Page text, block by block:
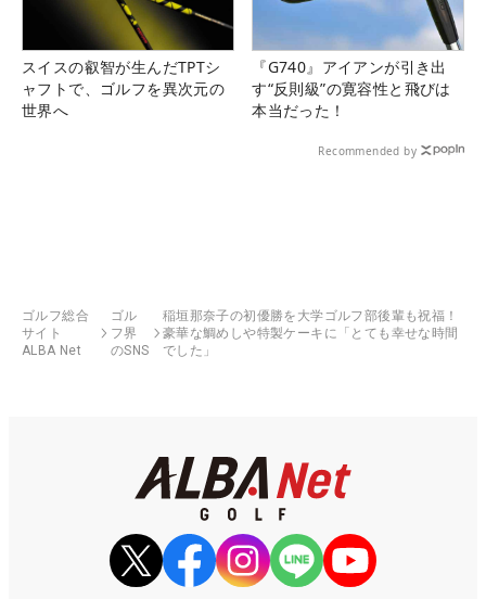
スイスの叡智が生んだTPTシ
ャフトで、ゴルフを異次元の
世界へ
『G740』アイアンが引き出
す“反則級”の寛容性と飛びは
本当だった！
Recommended by
ゴルフ総合
サイト
ALBA Net
ゴル
フ界
のSNS
稲垣那奈子の初優勝を大学ゴルフ部後輩も祝福！
豪華な鯛めしや特製ケーキに「とても幸せな時間
でした」